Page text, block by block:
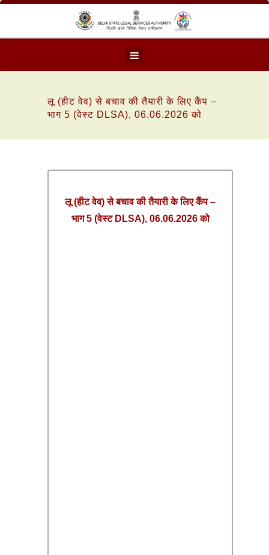
लू (हीट वेव) से बचाव की तैयारी के लिए कैंप –
भाग 5 (वेस्ट DLSA), 06.06.2026 को
लू (हीट वेव) से बचाव की तैयारी के लिए कैंप –
भाग 5 (वेस्ट DLSA), 06.06.2026 को